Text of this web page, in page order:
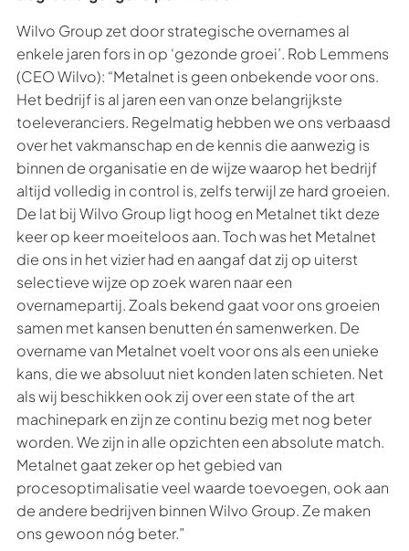
Wilvo Group zet door strategische overnames al
enkele jaren fors in op ‘gezonde groei’. Rob Lemmens
(CEO Wilvo): “Metalnet is geen onbekende voor ons.
Het bedrijf is al jaren een van onze belangrijkste
toeleveranciers. Regelmatig hebben we ons verbaasd
over het vakmanschap en de kennis die aanwezig is
binnen de organisatie en de wijze waarop het bedrijf
altijd volledig in control is, zelfs terwijl ze hard groeien.
De lat bij Wilvo Group ligt hoog en Metalnet tikt deze
keer op keer moeiteloos aan. Toch was het Metalnet
die ons in het vizier had en aangaf dat zij op uiterst
selectieve wijze op zoek waren naar een
overnamepartij. Zoals bekend gaat voor ons groeien
samen met kansen benutten én samenwerken. De
overname van Metalnet voelt voor ons als een unieke
kans, die we absoluut niet konden laten schieten. Net
als wij beschikken ook zij over een state of the art
machinepark en zijn ze continu bezig met nog beter
worden. We zijn in alle opzichten een absolute match.
Metalnet gaat zeker op het gebied van
procesoptimalisatie veel waarde toevoegen, ook aan
de andere bedrijven binnen Wilvo Group. Ze maken
ons gewoon nóg beter.”